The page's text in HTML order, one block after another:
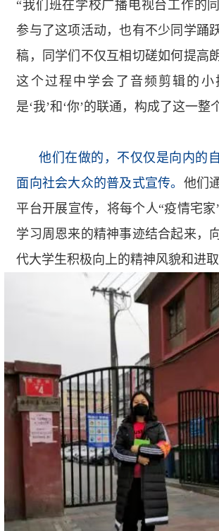
“我们班在学校广播电视台工作的
参与了这项活动，也有不少同学踊
稿，同学们不仅互相切磋如何提高
这个过程中学会了音频剪辑的小
是‘我’和‘你’的联通，构成了这一整
他们在做的，不仅仅是向内的
面向社会大众的普及式宣传。 他们
平台开展宣传，将每个人“疫情宅家
学习周恩来的精神事迹结合起来，
代大学生积极向上的精神风貌和进取